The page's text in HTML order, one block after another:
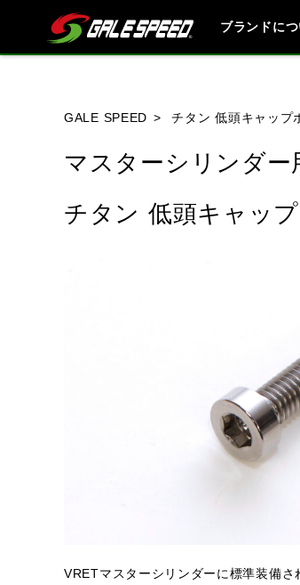
ブランドに
GALE SPEED チタン 低頭キャップ
マスターシリンダー
チタン 低頭キャッ
VRETマスターシリンダーに標準装備さ